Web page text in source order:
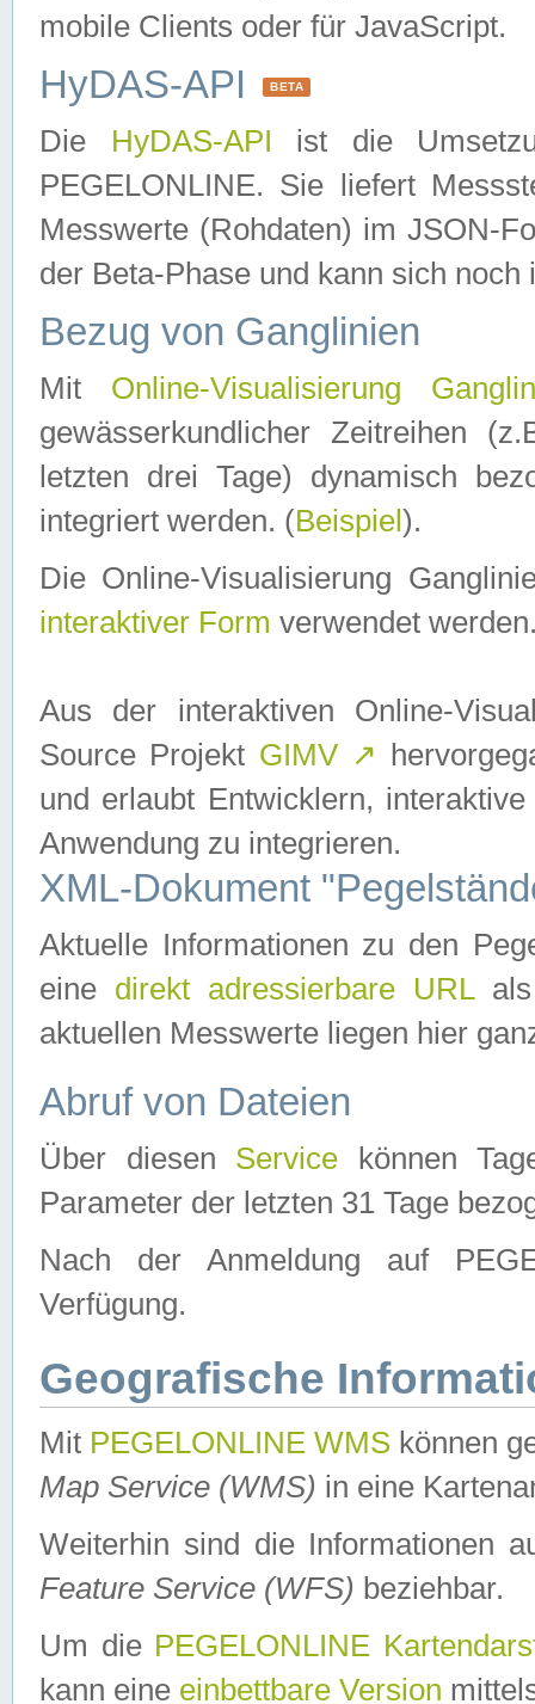
mobile Clients oder für JavaScript.
HyDAS-API BETA
Die HyDAS-API ist die
PEGELONLINE. Sie liefert
Messwerte (Rohdaten) im JSON-
der Beta-Phase und kann sich noch
Bezug von Ganglinien
Mit Online-Visualisierung
gewässerkundlicher Zeitreihen
letzten drei Tage) dynamisch
integriert werden. (Beispiel ).
Die Online-Visualisierung
interaktiver Form verwendet
Aus der interaktiven Online-
Source Projekt GIMV ↗
und erlaubt Entwicklern,
Anwendung zu integrieren.
XML-Dokument
Aktuelle Informationen zu den
eine direkt adressierbare URLals
aktuellen Messwerte liegen hier
Abruf von Dateien
Über diesen Service können
Parameter der letzten 31 Tage
Nach der Anmeldung auf
Verfügung.
Geografische
Mit PEGELONLINE WMS können
Map Service (WMS) in eine
Weiterhin sind die Informationen
Feature Service (WFS) beziehbar.
Um die PEGELONLINE
kann eine einbettbare Version